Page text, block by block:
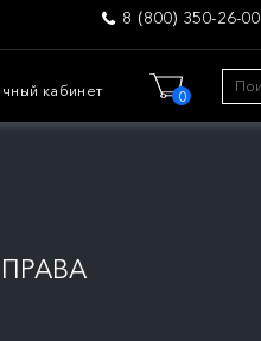
8 (800) 350-26-00
кабинет 0